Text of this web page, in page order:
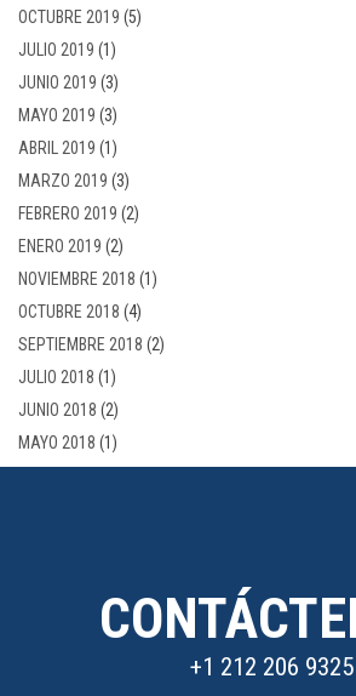
OCTUBRE 2019 (5)
JULIO 2019 (1)
JUNIO 2019 (3)
MAYO 2019 (3)
ABRIL 2019 (1)
MARZO 2019 (3)
FEBRERO 2019 (2)
ENERO 2019 (2)
NOVIEMBRE 2018 (1)
OCTUBRE 2018 (4)
SEPTIEMBRE 2018 (2)
JULIO 2018 (1)
JUNIO 2018 (2)
MAYO 2018 (1)
+1 212 206 9325